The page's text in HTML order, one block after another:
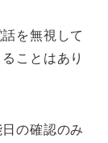
を無視して
ことはあり
の確認のみ